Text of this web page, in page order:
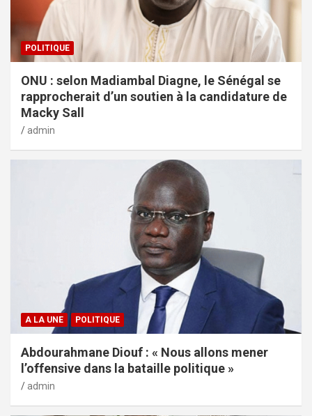
POLITIQUE
ONU : selon Madiambal Diagne, le Sénégal se
rapprocherait d’un soutien à la candidature de
Macky Sall
admin
A LA UNE POLITIQUE
Abdourahmane Diouf : « Nous allons mener
l’offensive dans la bataille politique »
admin